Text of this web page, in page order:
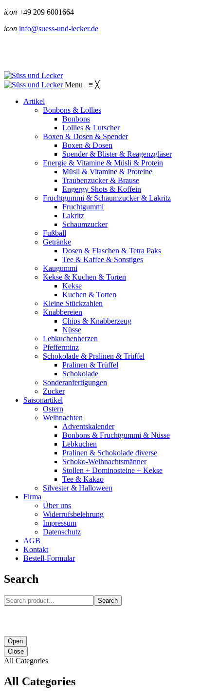
icon +49 209 6001664
icon info@suess-und-lecker.de
Menu ≡ ╳
Artikel
Bonbons & Lollies
Bonbons
Lollies & Lutscher
Boxen & Dosen & Spender
Boxen & Dosen
Spender & Blister & Reagenzgläser
Energie & Vitamine & Müsli & Protein
Müsli & Vitamine & Proteine
Traubenzucker & Brause
Engergy Shots & Koffein
Fruchtgummi & Schaumzucker & Lakritz
Fruchtgummi
Lakritz
Schaumzucker
Fußball
Getränke
Dosen & Flaschen & Tetra Paks
Tee & Kaffee & Sonstiges
Kaugummi
Kekse & Kuchen & Torten
Kekse
Kuchen & Torten
Kleine Stückzahlen
Knabbereien
Chips & Knabberzeug
Nüsse
Lebkuchenherzen
Pfefferminz
Schokolade & Pralinen & Trüffel
Pralinen & Trüffel
Schokolade
Sonderanfertigungen
Zucker
Saisonartikel
Ostern
Weihnachten
Adventskalender
Bonbons & Fruchtgummi & Nüsse
Lebkuchen
Pralinen & Schokolade diverse
Schoko-Weihnachtsmänner
Stollen + Dominosteine + Kekse
Tee & Kakao
Silvester & Halloween
Firma
Über uns
Widerrufsbelehrung
Impressum
Datenschutz
AGB
Kontakt
Bestell-Formular
Search
Search
Open
Close
All Categories
All Categories